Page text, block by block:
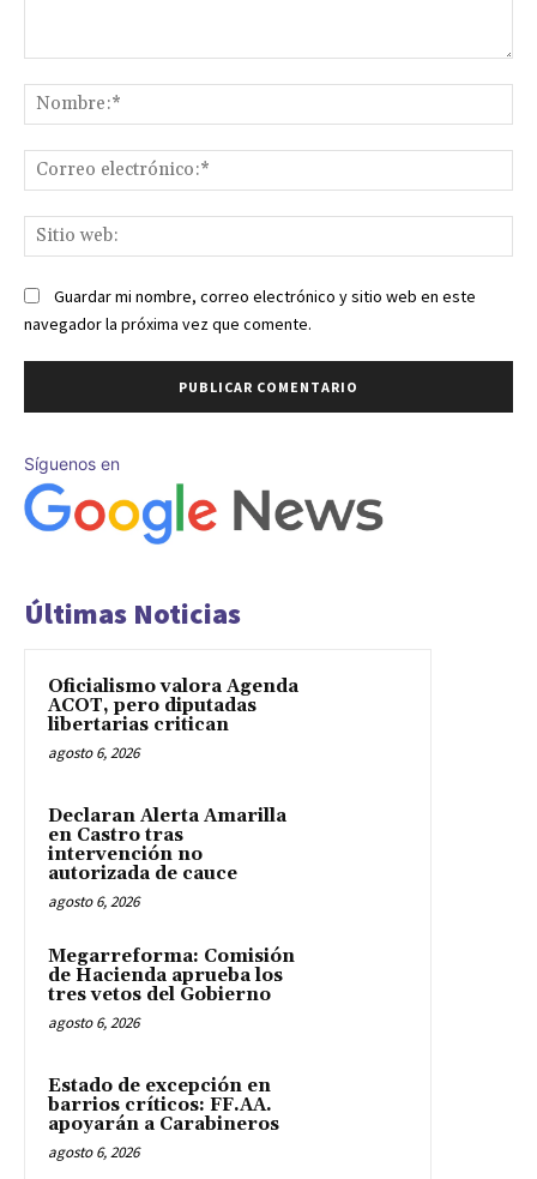
Guardar mi nombre, correo electrónico y sitio web en este
navegador la próxima vez que comente.
Síguenos en
Últimas Noticias
Oficialismo valora Agenda
ACOT, pero diputadas
libertarias critican
agosto 6, 2026
Declaran Alerta Amarilla
en Castro tras
intervención no
autorizada de cauce
agosto 6, 2026
Megarreforma: Comisión
de Hacienda aprueba los
tres vetos del Gobierno
agosto 6, 2026
Estado de excepción en
barrios críticos: FF.AA.
apoyarán a Carabineros
agosto 6, 2026